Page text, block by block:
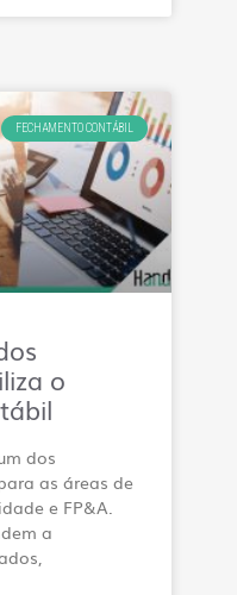
FECHAMENTO CONTÁBIL
o
dos
as áreas de
e FP&A.
a